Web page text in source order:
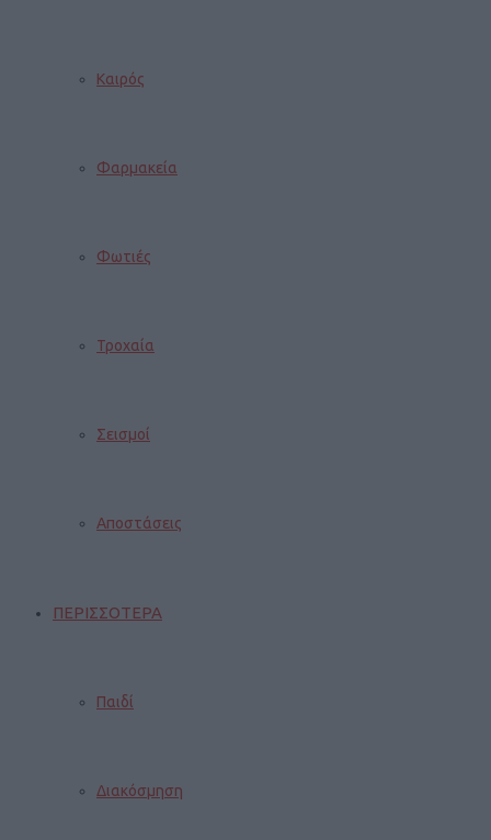
Καιρός
Φαρμακεία
Φωτιές
Τροχαία
Σεισμοί
Αποστάσεις
ΠΕΡΙΣΣΟΤΕΡΑ
Παιδί
Διακόσμηση